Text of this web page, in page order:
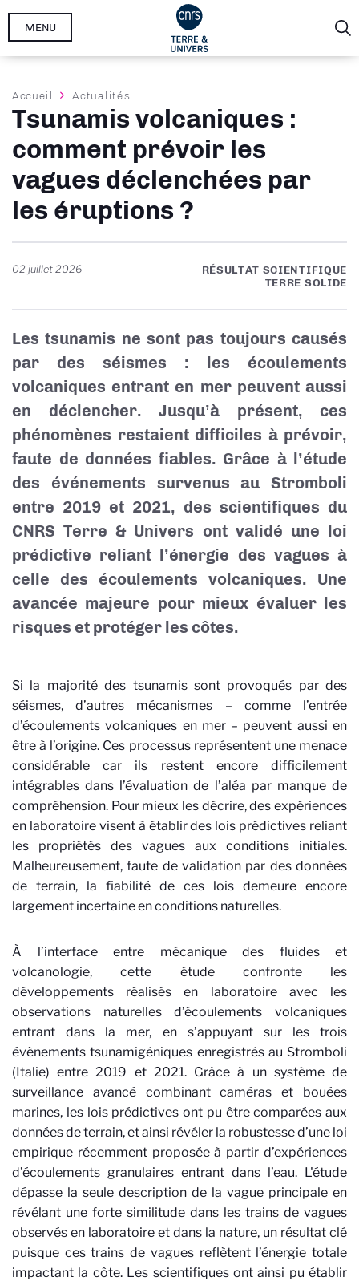
Aller
MENU
Fil
d'Ariane
Accueil Actualités
Tsunamis volcaniques :
comment prévoir les
vagues déclenchées par
les éruptions ?
02 juillet 2026
RÉSULTAT SCIENTIFIQUE
TERRE SOLIDE
Les tsunamis ne sont pas toujours causés
par des séismes : les écoulements
volcaniques entrant en mer peuvent aussi
en déclencher. Jusqu’à présent, ces
phénomènes restaient difficiles à prévoir,
faute de données fiables. Grâce à l’étude
des événements survenus au Stromboli
entre 2019 et 2021, des scientifiques du
CNRS Terre & Univers ont validé une loi
prédictive reliant l’énergie des vagues à
celle des écoulements volcaniques. Une
avancée majeure pour mieux évaluer les
risques et protéger les côtes.
Si la majorité des tsunamis sont provoqués par des
séismes, d’autres mécanismes – comme l’entrée
d’écoulements volcaniques en mer – peuvent aussi en
être à l’origine. Ces processus représentent une menace
considérable car ils restent encore difficilement
intégrables dans l’évaluation de l’aléa par manque de
compréhension. Pour mieux les décrire, des expériences
en laboratoire visent à établir des lois prédictives reliant
les propriétés des vagues aux conditions initiales.
Malheureusement, faute de validation par des données
de terrain, la fiabilité de ces lois demeure encore
largement incertaine en conditions naturelles.
À l’interface entre mécanique des fluides et
volcanologie, cette étude confronte les
développements réalisés en laboratoire avec les
observations naturelles d’écoulements volcaniques
entrant dans la mer, en s’appuyant sur les trois
évènements tsunamigéniques enregistrés au Stromboli
(Italie) entre 2019 et 2021. Grâce à un système de
surveillance avancé combinant caméras et bouées
marines, les lois prédictives ont pu être comparées aux
données de terrain, et ainsi révéler la robustesse d’une loi
empirique récemment proposée à partir d’expériences
d’écoulements granulaires entrant dans l’eau. L'étude
dépasse la seule description de la vague principale en
révélant une forte similitude dans les trains de vagues
observés en laboratoire et dans la nature, un résultat clé
puisque ces trains de vagues reflètent l’énergie totale
impactant la côte. Les scientifiques ont ainsi pu établir